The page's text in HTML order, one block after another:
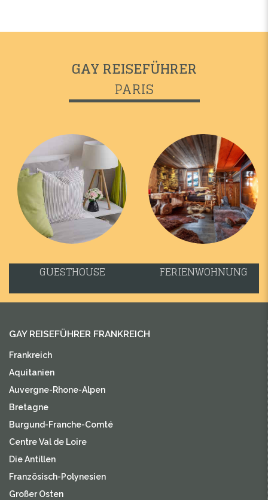
GAY REISEFÜHRER
PARIS
GUESTHOUSE FERIENWOHNUNG
GAY REISEFÜHRER FRANKREICH
Frankreich
Aquitanien
Auvergne-Rhone-Alpen
Bretagne
Burgund-Franche-Comté
Centre Val de Loire
Die Antillen
Französisch-Polynesien
Großer Osten